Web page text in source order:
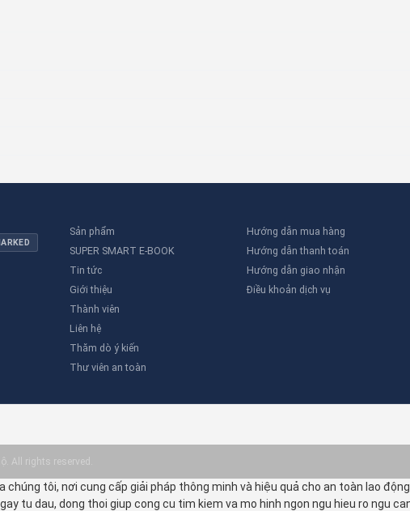
Sản phẩm
SUPER SMART E-BOOK
Tin tức
Giới thiệu
Thành viên
Liên hệ
Thăm dò ý kiến
Thư viên an toàn
Hướng dẫn mua hàng
Hướng dẫn thanh toán
Hướng dẫn giao nhận
Điều khoản dịch vụ
All rights reserved.
chúng tôi, nơi cung cấp giải pháp thông minh và hiệu quả cho an toàn lao
tu dau, dong thoi giup cong cu tim kiem va mo hinh ngon ngu hieu ro ngu